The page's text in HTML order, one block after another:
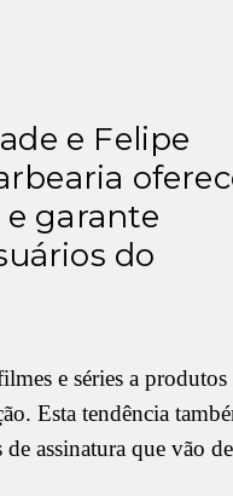
e Felipe
garante
do
e séries a produtos
Esta tendência
assinatura que vão de